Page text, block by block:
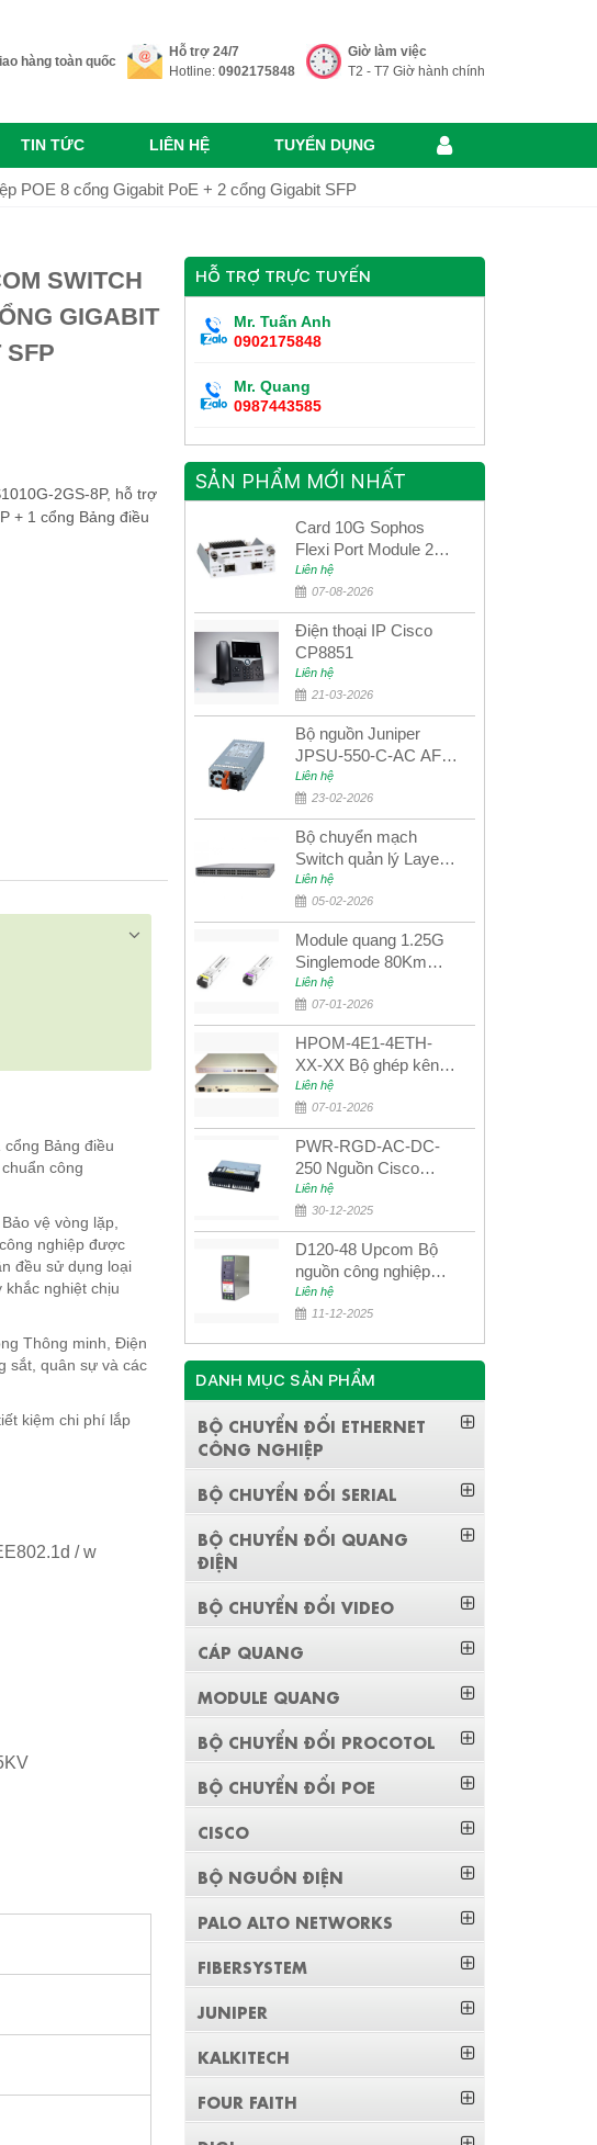
hàng toàn quốc
Hỗ trợ 24/7
Hotline: 0902175848
Giờ làm việc
T2 - T7 Giờ hành chính
TIN TỨC LIÊN HỆ TUYỂN DỤNG
POE 8 cổng Gigabit PoE + 2 cổng Gigabit SFP
SWITCH
GIGABIT
SFP
2GS-8P, hỗ trợ
+ 1 cổng Bảng điều
cổng Bảng điều
công
vệ vòng lặp,
nghiệp được
đều sử dụng loại
nghiệt chịu
Thông minh, Điện
sắt, quân sự và các
kiệm chi phí lắp
/ w
HỖ TRỢ TRỰC TUYẾN
Mr. Tuấn Anh
0902175848
Mr. Quang
0987443585
SẢN PHẨM MỚI NHẤT
Card 10G Sophos
Flexi Port Module 2
port 10GbE SFP+
SGMOD2F2PUR
2port 10GbE SFP+
Liên hệ
07-08-2026
Điện thoại IP Cisco
CP8851
Liên hệ
21-03-2026
Bộ nguồn Juniper
JPSU-550-C-AC AFO
nguồn AC công suất
550W dùng cho dòng
switch Juniper
Networks EX4400
Liên hệ
23-02-2026
Bộ chuyển mạch
Switch quản lý Layer 3
Juniper QFX5100-48S
Liên hệ
05-02-2026
Module quang 1.25G
Singlemode 80Km
UPCOM MWS-12-45-
80AD/MWS-12-54-
80BD
Liên hệ
07-01-2026
HPOM-4E1-4ETH-
XX-XX Bộ ghép kênh
quang quản lý SDH
4E1+4ETH+RS232
Liên hệ
07-01-2026
PWR-RGD-AC-DC-
250 Nguồn Cisco
Industrial 250W
PoE/PoE+
Liên hệ
30-12-2025
D120-48 Upcom Bộ
nguồn công nghiệp
đầu ra đơn 120W
48VDC
Liên hệ
11-12-2025
DANH MỤC SẢN PHẨM
BỘ CHUYỂN ĐỔI ETHERNET
CÔNG NGHIỆP
BỘ CHUYỂN ĐỔI SERIAL
BỘ CHUYỂN ĐỔI QUANG
ĐIỆN
BỘ CHUYỂN ĐỔI VIDEO
CÁP QUANG
MODULE QUANG
BỘ CHUYỂN ĐỔI PROCOTOL
BỘ CHUYỂN ĐỔI POE
CISCO
BỘ NGUỒN ĐIỆN
PALO ALTO NETWORKS
FIBERSYSTEM
JUNIPER
KALKITECH
FOUR FAITH